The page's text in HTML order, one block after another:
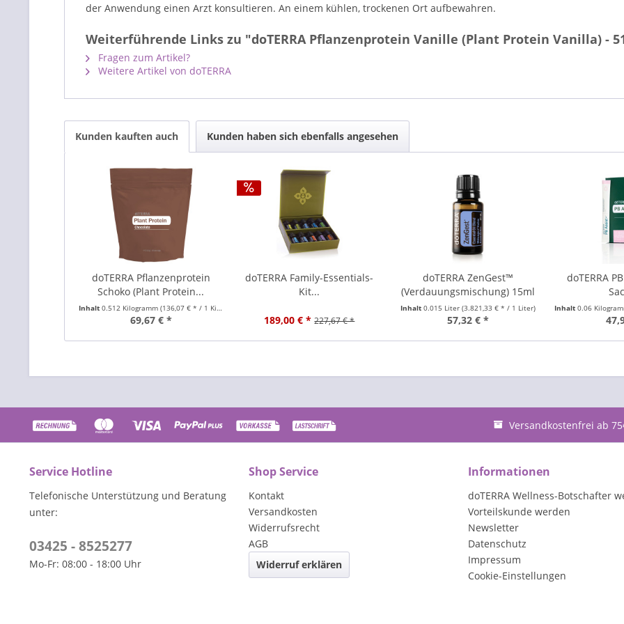
der Anwendung einen Arzt konsultieren. An einem kühlen, trockenen Ort aufbewahren.
Weiterführende Links zu "doTERRA Pflanzenprotein Vanille (Plant Protein Vanilla) -
Fragen zum Artikel?
Weitere Artikel von doTERRA
Kunden kauften auch Kunden haben sich ebenfalls angesehen
doTERRA Pflanzenprotein
Schoko (Plant Protein...
Inhalt 0.512 Kilogramm (136,07 € * / 1 Kilogramm)
69,67 € *
doTERRA Family-Essentials-
Kit...
189,00 € * 227,67 € *
doTERRA ZenGest™
(Verdauungsmischung) 15ml
Inhalt 0.015 Liter (3.821,33 € * / 1 Liter)
57,32 € *
doTERRA
Inhalt 0.06
Versandkostenfrei ab
Service Hotline
Telefonische Unterstützung und Beratung
unter:
03425 - 8525277
Mo-Fr: 08:00 - 18:00 Uhr
Shop Service
Kontakt
Versandkosten
Widerrufsrecht
AGB
Widerruf erklären
Informationen
doTERRA Wellness-Botschafter
Vorteilskunde werden
Newsletter
Datenschutz
Impressum
Cookie-Einstellungen